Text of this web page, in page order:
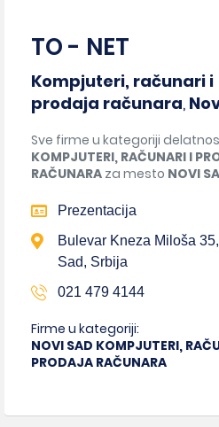
TO - NET
Kompjuteri, računari i
prodaja računara,
Sve firme u kategoriji
KOMPJUTERI, RAČUNARI I
RAČUNARA za mesto NOVI
Prezentacija
Bulevar Kneza Miloša
Sad, Srbija
021 479 4144
Firme u kategoriji:
NOVI SAD KOMPJUTERI,
PRODAJA RAČUNARA